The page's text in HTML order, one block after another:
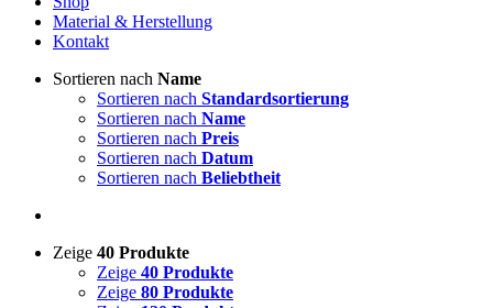
Material & Herstellung
Kontakt
Sortieren nach Name
Sortieren nach Standardsortierung
Sortieren nach Name
Sortieren nach Preis
Sortieren nach Datum
Sortieren nach Beliebtheit
Zeige 40 Produkte
Zeige 40 Produkte
Zeige 80 Produkte